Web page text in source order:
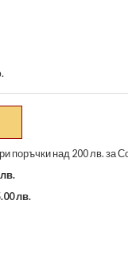
поръчки над 200 лв. за
лв.